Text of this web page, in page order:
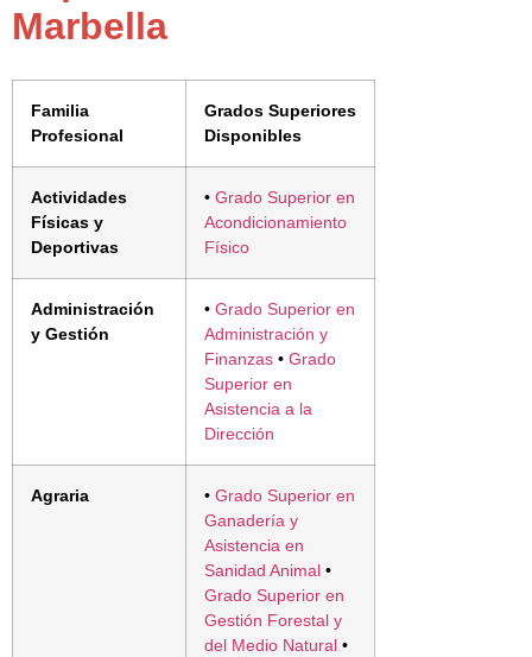
Marbella
Familia
Profesional
Grados Superiores
Disponibles
Actividades
Físicas y
Deportivas
• Grado Superior en
Acondicionamiento
Físico
Administración
y Gestión
• Grado Superior en
Administración y
Finanzas • Grado
Superior en
Asistencia a la
Dirección
Agraria • Grado Superior en
Ganadería y
Asistencia en
Sanidad Animal •
Grado Superior en
Gestión Forestal y
del Medio Natural •